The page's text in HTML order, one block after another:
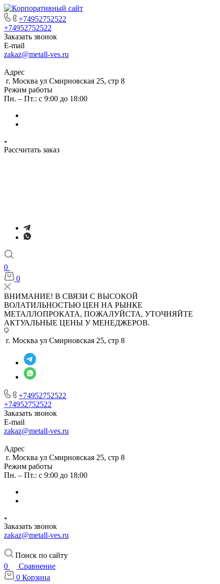
+74952752522
+74952752522
Заказать звонок
E-mail
zakaz@metall-ves.ru
Адрес
г. Москва ул Смирновская 25, стр 8
Режим работы
Пн. – Пт.: с 9:00 до 18:00
Рассчитать заказ
0
0
ВНИМАНИЕ! В СВЯЗИ С ВЫСОКОЙ
ВОЛАТИЛЬНОСТЬЮ ЦЕН НА РЫНКЕ
МЕТАЛЛОПРОКАТА, ПОЖАЛУЙСТА, УТОЧНЯЙТЕ
АКТУАЛЬНЫЕ ЦЕНЫ У МЕНЕДЖЕРОВ.
г. Москва ул Смирновская 25, стр 8
+74952752522
+74952752522
Заказать звонок
E-mail
zakaz@metall-ves.ru
Адрес
г. Москва ул Смирновская 25, стр 8
Режим работы
Пн. – Пт.: с 9:00 до 18:00
Заказать звонок
zakaz@metall-ves.ru
Поиск по сайту
0
Сравнение
0 Корзина